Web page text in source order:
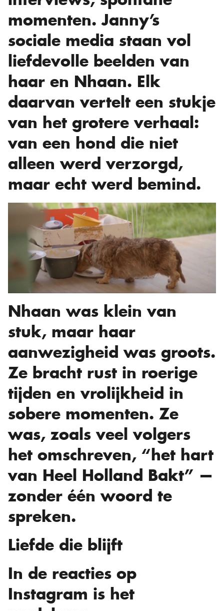
momenten. Janny’s
sociale media staan vol
liefdevolle beelden van
haar en Nhaan. Elk
daarvan vertelt een stukje
van het grotere verhaal:
van een hond die niet
alleen werd verzorgd,
maar echt werd bemind.
Nhaan was klein van
stuk, maar haar
aanwezigheid was groots.
Ze bracht rust in roerige
tijden en vrolijkheid in
sobere momenten. Ze
was, zoals veel volgers
het omschreven, “het hart
van Heel Holland Bakt” —
zonder één woord te
spreken.
Liefde die blijft
In de reacties op
Instagram is het